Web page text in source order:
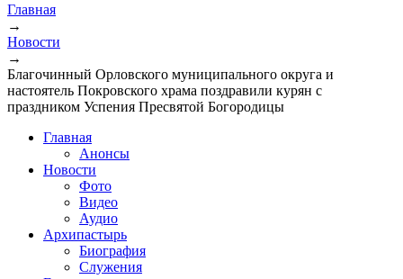
Главная
→
Новости
→
Благочинный Орловского муниципального округа и
настоятель Покровского храма поздравили курян с
праздником Успения Пресвятой Богородицы
Главная
Анонсы
Новости
Фото
Видео
Аудио
Архипастырь
Биография
Служения